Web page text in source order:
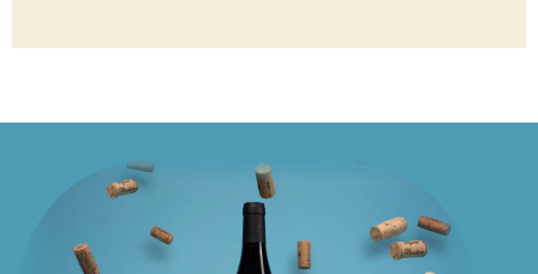
Château Fourcas Dupré
2001
Château Fourcas Dupré
2000
1999 16
Château Fourcas Dupré
1998 23€
Château Fourcas Dupré
1997 15